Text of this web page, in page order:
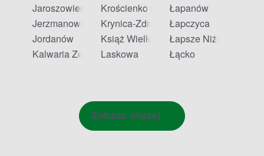
Jaroszowiec
Jerzmanowice
Jordanów
Kalwaria Zebrzydowska
Krościenko nad Dunajcem
Krynica-Zdrój
Książ Wielki
Laskowa
Łapanów
Łapczyca
Łapsze Niżne
Łącko
Zobacz więcej